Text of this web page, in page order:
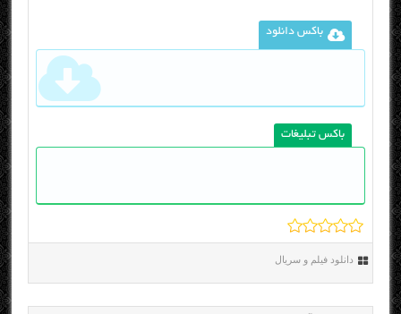
باکس دانلود
باکس تبلیغات
دانلود فیلم و سریال